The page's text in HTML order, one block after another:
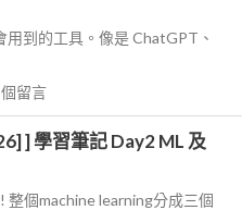
到的工具。像是 ChatGPT、
個留言
] 學習筆記 Day2 ML 及
個machine learning分成三個